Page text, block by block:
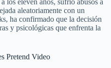
los eleven años, sufrió abusos a
aleatoriamente con un
ha confirmado que la decisión
y psicológicas que enfrenta la
Pretend Video